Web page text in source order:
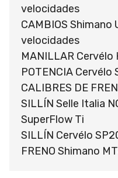
velocidades
CAMBIOS Shimano
velocidades
MANILLAR Cervélo
POTENCIA Cervélo
CALIBRES DE
SILLÍN Selle Italia
SuperFlow Ti
SILLÍN Cervélo
FRENO Shimano